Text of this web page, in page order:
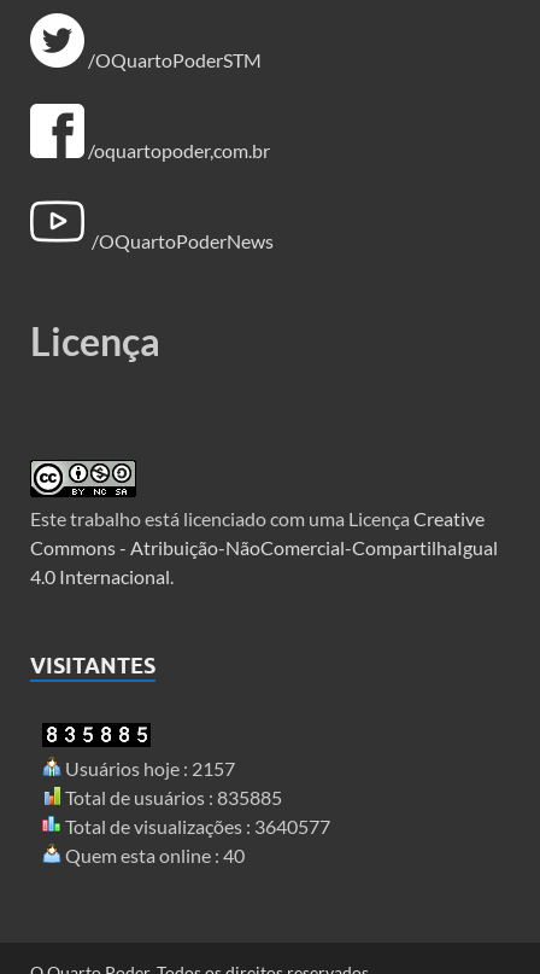
/OQuartoPoderSTM
/oquartopoder,com.br
/OQuartoPoderNews
Licença
Este trabalho está licenciado com uma Licença Creative
Commons - Atribuição-NãoComercial-CompartilhaIgual
4.0 Internacional.
VISITANTES
Usuários hoje : 2157
Total de usuários : 835885
Total de visualizações : 3640577
Quem esta online : 40